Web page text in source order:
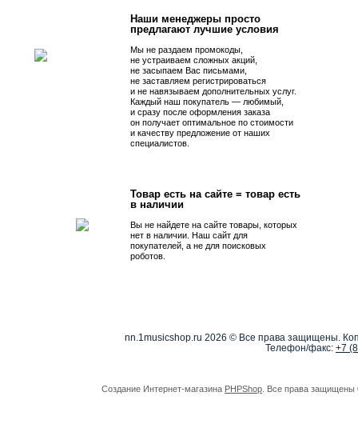
Наши менеджеры просто
предлагают лучшие условия
Мы не раздаем промокоды,
не устраиваем сложных акций,
не засыпаем Вас письмами,
не заставляем регистрироваться
и не навязываем дополнительных услуг.
Каждый наш покупатель — любимый,
и сразу после оформления заказа
он получает оптимальное по стоимости
и качеству предложение от наших
специалистов.
Товар есть на сайте = товар есть
в наличии
Вы не найдете на сайте товары, которых
нет в наличии. Наш сайт для
покупателей, а не для поисковых
роботов.
nn.1musicshop.ru 2026 © Все права защищены.
Телефон/факс: +7
Создание Интернет-магазина PHPShop . Все права защищены